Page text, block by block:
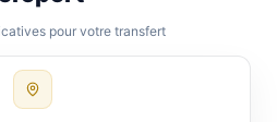
pour votre transfert